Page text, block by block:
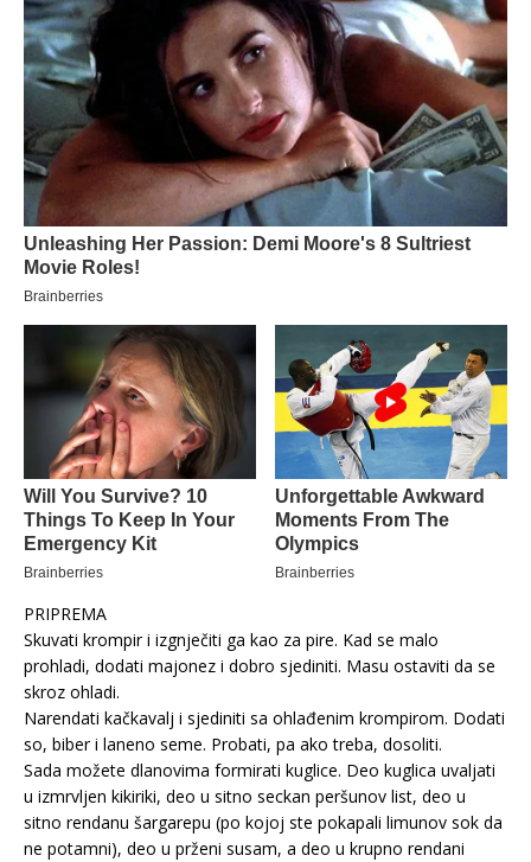
PRIPREMA
Skuvati krompir i izgnječiti ga kao za pire. Kad se malo
prohladi, dodati majonez i dobro sjediniti. Masu ostaviti da se
skroz ohladi.
Narendati kačkavalj i sjediniti sa ohlađenim krompirom. Dodati
so, biber i laneno seme. Probati, pa ako treba, dosoliti.
Sada možete dlanovima formirati kuglice. Deo kuglica uvaljati
u izmrvljen kikiriki, deo u sitno seckan peršunov list, deo u
sitno rendanu šargarepu (po kojoj ste pokapali limunov sok da
ne potamni), deo u prženi susam, a deo u krupno rendani